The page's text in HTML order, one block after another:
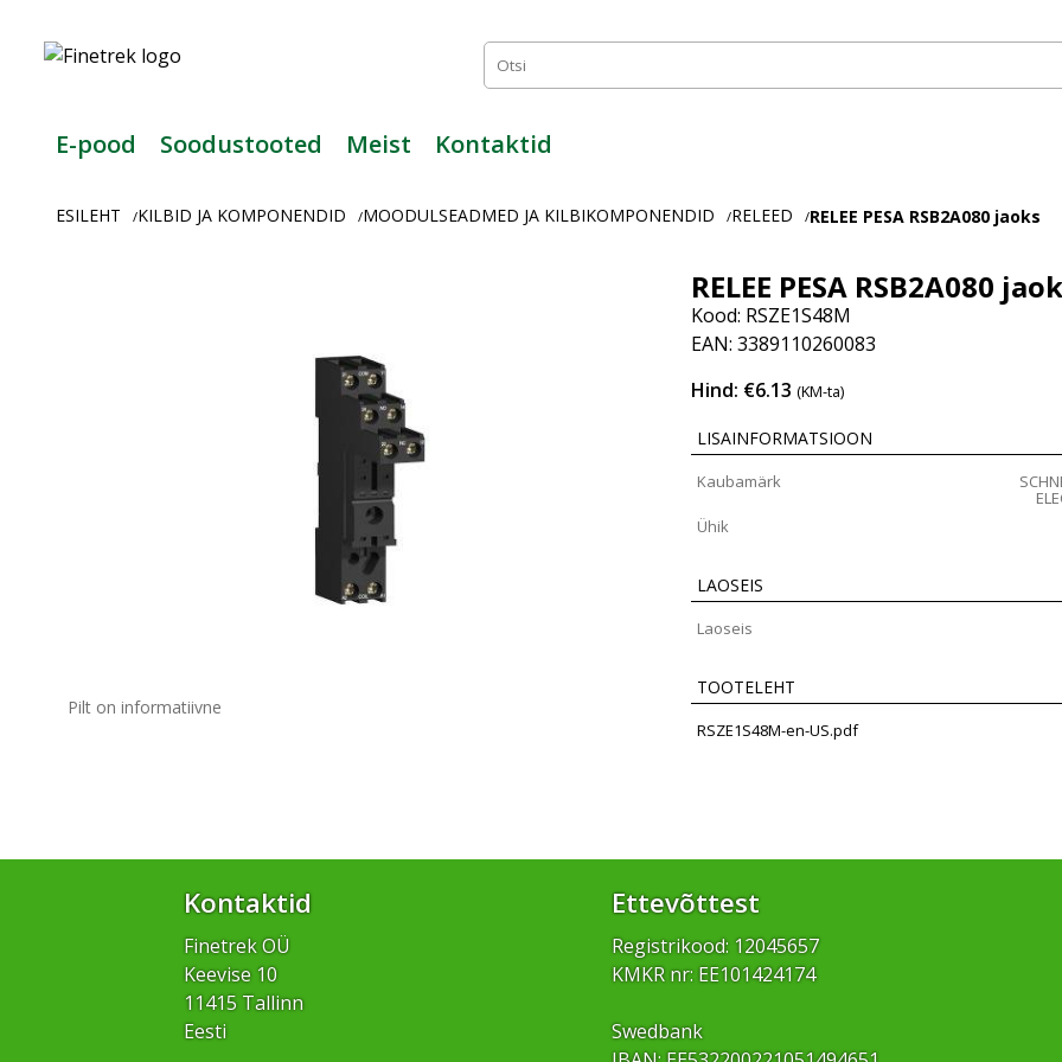
Usaldusväärne
tööstusautomaatika
E-pood Soodustooted Meist Kontaktid
ESILEHT /KILBID JA KOMPONENDID /MOODULSEADMED JA KILBIKOMPONENDID /RELEED /RELEE PESA RSB2A080 jaoks
Pilt on informatiivne
RELEE PESA RSB2A080
Kood: RSZE1S48M
EAN: 3389110260083
Hind: €6.13(KM-ta)
LISAINFORMATSIOON
Kaubamärk
Ühik
LAOSEIS
Laoseis
TOOTELEHT
RSZE1S48M-en-US.pdf
Kontaktid
Finetrek OÜ
Keevise 10
11415 Tallinn
Eesti
Ettevõttest
Registrikood: 12045657
KMKR nr: EE101424174
Swedbank